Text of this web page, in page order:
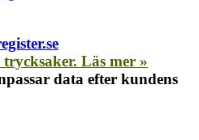
Läs mer »
data efter kundens